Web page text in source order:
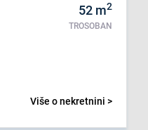
52 m2
TROSOBAN
Više o nekretnini >